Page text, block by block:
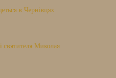
в Чернівцях
святителя Миколая